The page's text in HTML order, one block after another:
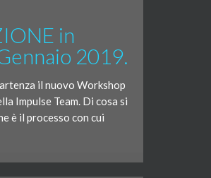
in
2019.
il nuovo Workshop
Impulse Team. Di cosa si
è il processo con cui